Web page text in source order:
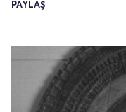
PAYLAŞ